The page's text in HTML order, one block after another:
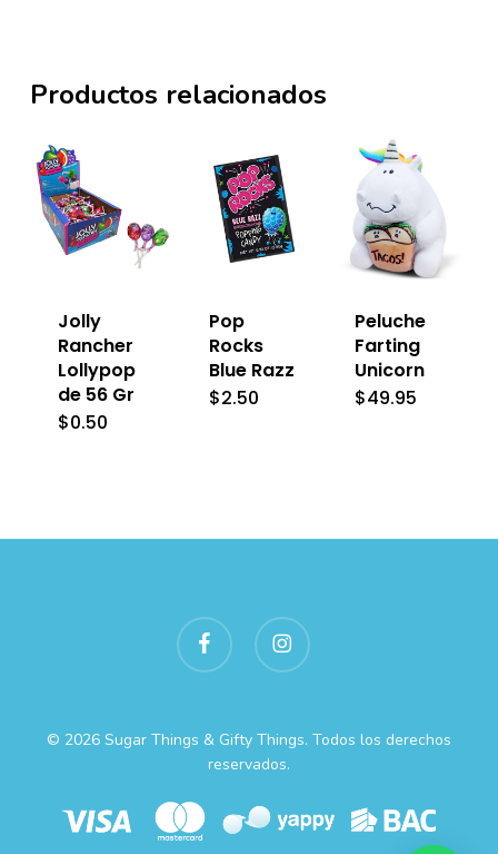
Productos relacionados
Jolly
Rancher
Lollypop
de 56 Gr
$0.50
Pop
Rocks
Blue Razz
$2.50
Peluche
Farting
Unicorn
$49.95
facebook instagram
© 2026 Sugar Things & Gifty Things. Todos los derechos
reservados.